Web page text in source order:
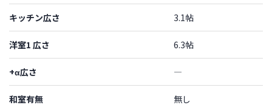
キッチン広さ 3.1帖
洋室1 広さ 6.3帖
+α広さ ―
和室有無 無し